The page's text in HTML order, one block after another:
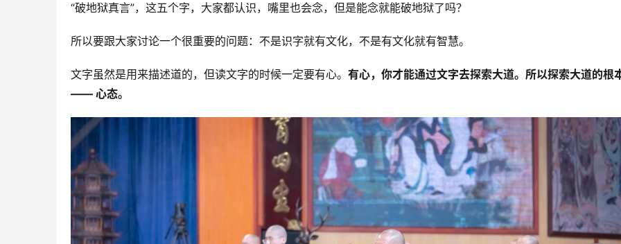
“破地狱真言”，这五个字，大家都认识，嘴里也会念，但是能念就能破地狱了吗？
所以要跟大家讨论一个很重要的问题：不是识字就有文化，不是有文化就有智慧。
文字虽然是用来描述道的，但读文字的时候一定要有心。 有心，你才能通过文字去探索大道。所以探索大道的根
—— 心态。